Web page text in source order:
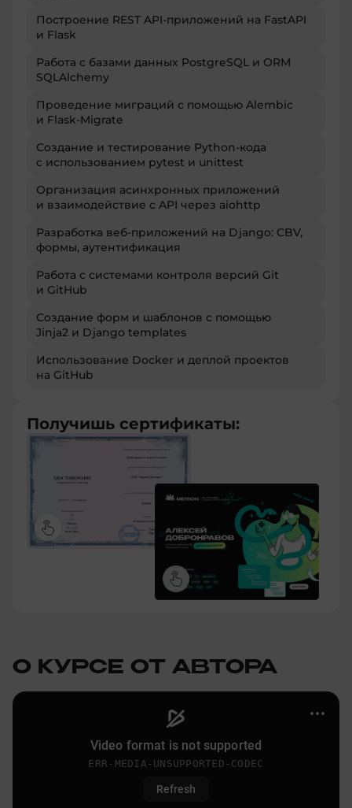
Построение REST API-приложений на FastAPI
и Flask
Работа с базами данных PostgreSQL и ORM
SQLAlchemy
Проведение миграций с помощью Alembic
и Flask-Migrate
Создание и тестирование Python-кода
с использованием pytest и unittest
Организация асинхронных приложений
и взаимодействие с API через aiohttp
Разработка веб-приложений на Django: CBV,
формы, аутентификация
Работа с системами контроля версий Git
и GitHub
Создание форм и шаблонов с помощью
Jinja2 и Django templates
Использование Docker и деплой проектов
на GitHub
Получишь сертификаты:
О КУРСЕ ОТ АВТОРА